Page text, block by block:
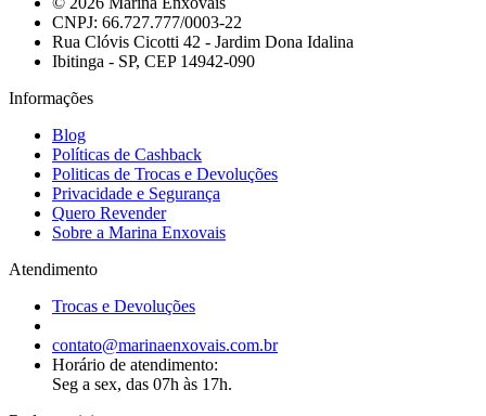
CNPJ: 66.727.777/0003-22
Rua Clóvis Cicotti 42 - Jardim Dona Idalina
Ibitinga - SP, CEP 14942-090
Informações
Blog
Políticas de Cashback
Politicas de Trocas e Devoluções
Privacidade e Segurança
Quero Revender
Sobre a Marina Enxovais
Atendimento
Trocas e Devoluções
contato@marinaenxovais.com.br
Horário de atendimento:
Seg a sex, das 07h às 17h.